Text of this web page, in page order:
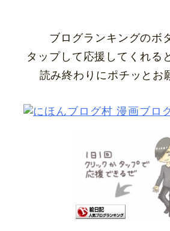
ブログランキングのボ
タップして応援してくれる
読み終わりにポチッとお